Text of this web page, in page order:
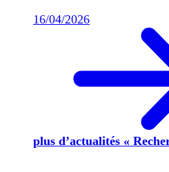
16/04/2026
plus d’actualités «